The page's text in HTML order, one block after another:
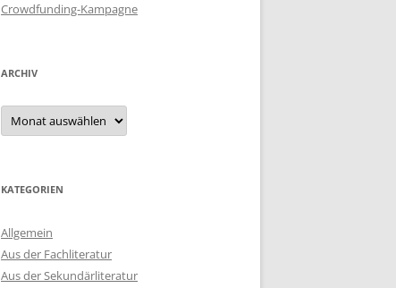
Crowdfunding-Kampagne
ARCHIV
Archiv
KATEGORIEN
Allgemein
Aus der Fachliteratur
Aus der Sekundärliteratur